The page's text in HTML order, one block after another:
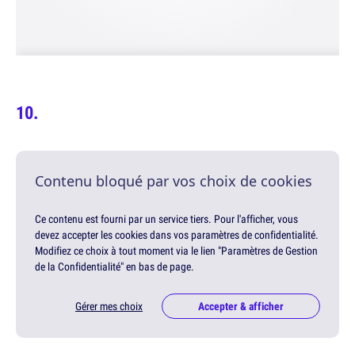
Contenu bloqué par vos choix de cookies
Ce contenu est fourni par un service tiers. Pour l'afficher, vous
devez accepter les cookies dans vos paramètres de confidentialité.
Modifiez ce choix à tout moment via le lien "Paramètres de Gestion
de la Confidentialité" en bas de page.
Gérer mes choix Accepter & afficher